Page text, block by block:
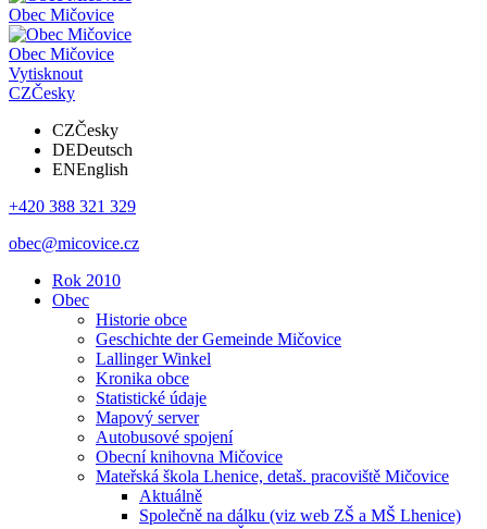
Obec Mičovice
Obec Mičovice
Vytisknout
CZČesky
CZČesky
DEDeutsch
ENEnglish
+420 388 321 329
obec@micovice.cz
Rok 2010
Obec
Historie obce
Geschichte der Gemeinde Mičovice
Lallinger Winkel
Kronika obce
Statistické údaje
Mapový server
Autobusové spojení
Obecní knihovna Mičovice
Mateřská škola Lhenice, detaš. pracoviště Mičovice
Aktuálně
Společně na dálku (viz web ZŠ a MŠ Lhenice)